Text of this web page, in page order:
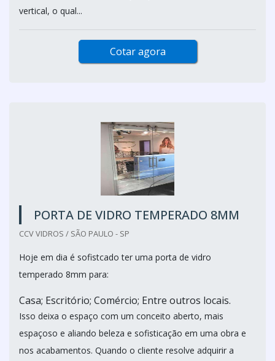
vertical, o qual...
Cotar agora
PORTA DE VIDRO TEMPERADO 8MM
CCV VIDROS / SÃO PAULO - SP
Hoje em dia é sofistcado ter uma porta de vidro
temperado 8mm para:
Casa; Escritório; Comércio; Entre outros locais.
Isso deixa o espaço com um conceito aberto, mais
espaçoso e aliando beleza e sofisticação em uma obra e
nos acabamentos. Quando o cliente resolve adquirir a